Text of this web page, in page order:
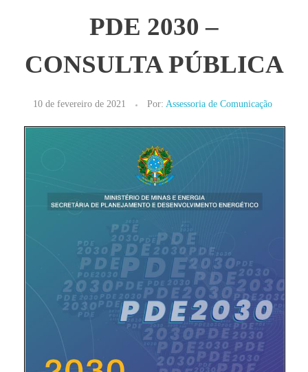
PDE 2030 –
CONSULTA PÚBLICA
10 de fevereiro de 2021 Por: Assessoria de Comunicação